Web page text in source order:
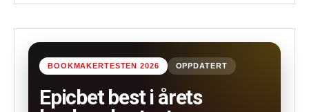
BOOKMAKERTESTEN 2026 OPPDATERT
Epicbet best i årets